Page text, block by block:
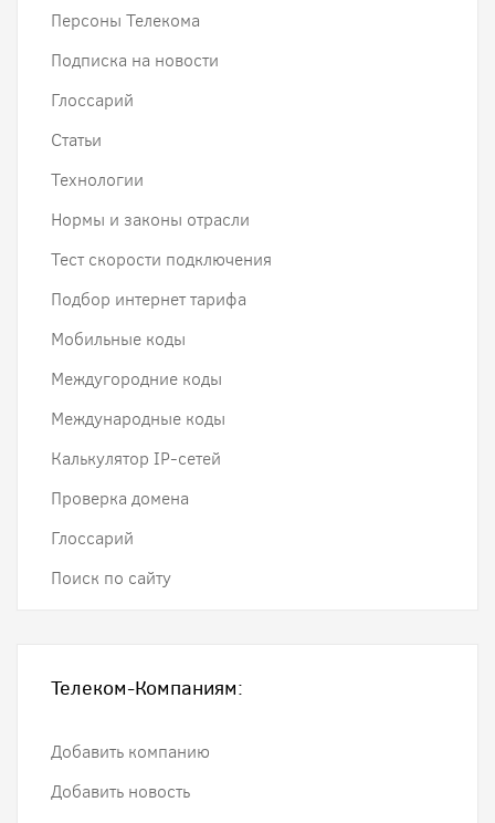
Персоны Телекома
Подписка на новости
Глоссарий
Статьи
Технологии
Нормы и законы отрасли
Тест скорости подключения
Подбор интернет тарифа
Мобильные коды
Междугородние коды
Международные коды
Калькулятор IP-сетей
Проверка домена
Глоссарий
Поиск по сайту
Телеком-Компаниям:
Добавить компанию
Добавить новость